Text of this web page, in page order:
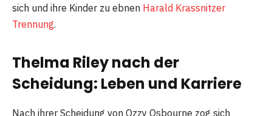
sich und ihre Kinder zu ebnen Harald Krassnitzer
Trennung.
Thelma Riley nach der
Scheidung: Leben und Karriere
Nach ihrer Scheidung von Ozzy Osbourne zog sich